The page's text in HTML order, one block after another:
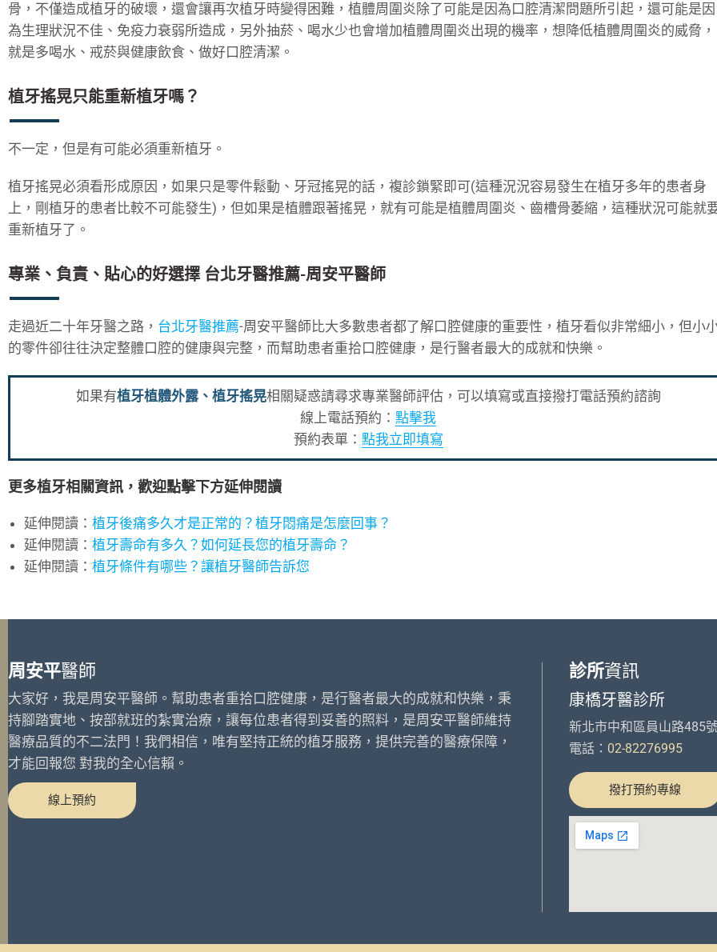
骨，不僅造成植牙的破壞，還會讓再次植牙時變得困難，植體周圍炎除了可能是因為口腔清潔問題所引起，還可能是因
為生理狀況不佳、免疫力衰弱所造成，另外抽菸、喝水少也會增加植體周圍炎出現的機率，想降低植體周圍炎的威脅，
就是多喝水、戒菸與健康飲食、做好口腔清潔。
植牙搖晃只能重新植牙嗎？
不一定，但是有可能必須重新植牙。
植牙搖晃必須看形成原因，如果只是零件鬆動、牙冠搖晃的話，複診鎖緊即可(這種況況容易發生在植牙多年的患者身
上，剛植牙的患者比較不可能發生)，但如果是植體跟著搖晃，就有可能是植體周圍炎、齒槽骨萎縮，這種狀況可能就
重新植牙了。
專業、負責、貼心的好選擇 台北牙醫推薦-周安平醫師
走過近二十年牙醫之路， 台北牙醫推薦-周安平醫師比大多數患者都了解口腔健康的重要性，植牙看似非常細小，但小
的零件卻往往決定整體口腔的健康與完整，而幫助患者重拾口腔健康，是行醫者最大的成就和快樂。
如果有植牙植體外露、植牙搖晃相關疑惑請尋求專業醫師評估，可以填寫或直接撥打電話預約諮詢
線上電話預約： 點擊我
預約表單： 點我立即填寫
更多植牙相關資訊，歡迎點擊下方延伸閱讀
延伸閱讀： 植牙後痛多久才是正常的？植牙悶痛是怎麼回事？
延伸閱讀： 植牙壽命有多久？如何延長您的植牙壽命？
延伸閱讀： 植牙條件有哪些？讓植牙醫師告訴您
周安平醫師
大家好，我是周安平醫師。幫助患者重拾口腔健康，是行醫者最大的成就和快樂，秉
持腳踏實地、按部就班的紮實治療，讓每位患者得到妥善的照料，是周安平醫師維持
醫療品質的不二法門！我們相信，唯有堅持正統的植牙服務，提供完善的醫療保障，
才能回報您 對我的全心信賴。
線上預約
診所資訊
康橋牙醫診所
新北市中和區員山路485
電話： 02-82276995
撥打預約專線